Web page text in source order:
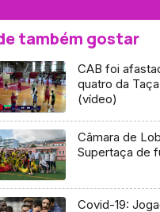
também gostar
CAB foi
quatro da
(vídeo)
Câmara de
Supertaça de
Covid-19: